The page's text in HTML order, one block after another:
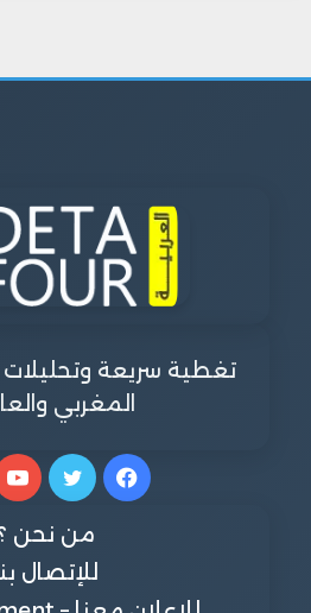
تغطية سريعة
المغربي
فيسبوكتويتر
من نحن
للإتصال